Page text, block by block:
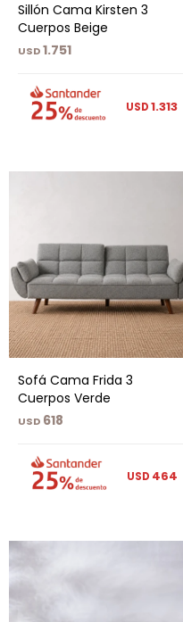
Sillón Cama Kirsten 3
Cuerpos Beige
USD1.751
USD1.313
Sofá Cama Frida 3
Cuerpos Verde
USD 618
USD 464